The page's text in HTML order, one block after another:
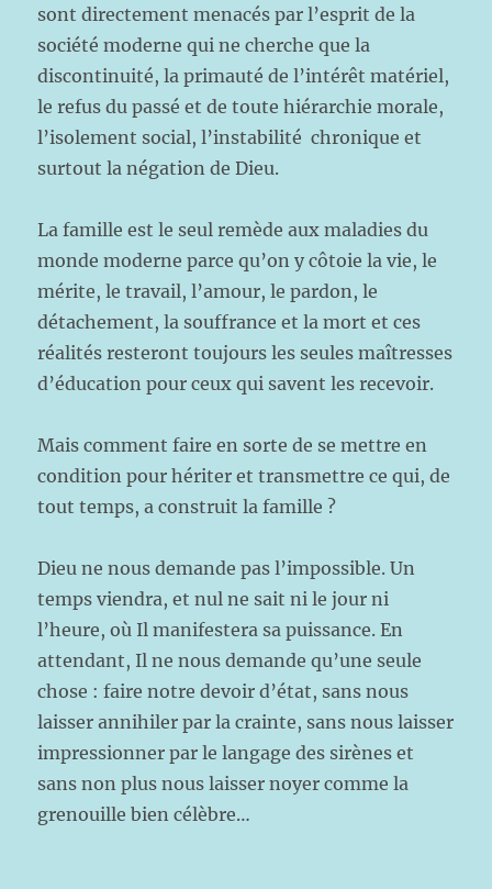
sont directement menacés par l’esprit de la
société moderne qui ne cherche que la
discontinuité, la primauté de l’intérêt matériel,
le refus du passé et de toute hiérarchie morale,
l’isolement social, l’instabilité chronique et
surtout la négation de Dieu.
La famille est le seul remède aux maladies du
monde moderne parce qu’on y côtoie la vie, le
mérite, le travail, l’amour, le pardon, le
détachement, la souffrance et la mort et ces
réalités resteront toujours les seules maîtresses
d’éducation pour ceux qui savent les recevoir.
Mais comment faire en sorte de se mettre en
condition pour hériter et transmettre ce qui, de
tout temps, a construit la famille ?
Dieu ne nous demande pas l’impossible. Un
temps viendra, et nul ne sait ni le jour ni
l’heure, où Il manifestera sa puissance. En
attendant, Il ne nous demande qu’une seule
chose : faire notre devoir d’état, sans nous
laisser annihiler par la crainte, sans nous laisser
impressionner par le langage des sirènes et
sans non plus nous laisser noyer comme la
grenouille bien célèbre…